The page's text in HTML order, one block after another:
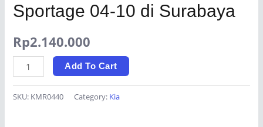
Sportage 04-10 di Surabaya
Rp2.140.000
Jual
Kaca
Depan
Add To Cart
SKU: KMR0440 Category: Kia